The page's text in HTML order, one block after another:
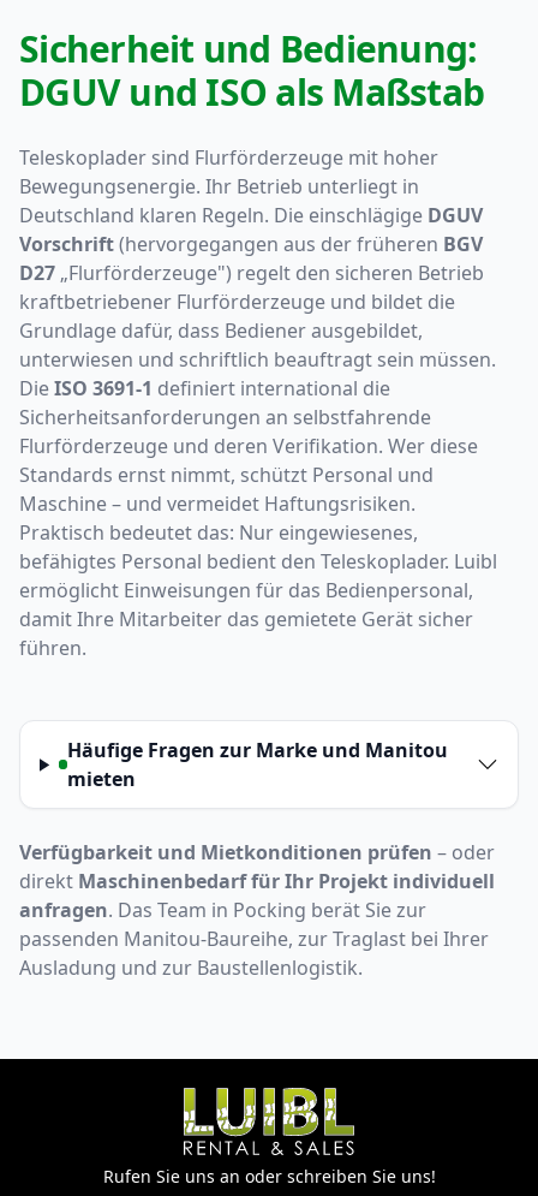
Sicherheit und Bedienung:
DGUV und ISO als Maßstab
Teleskoplader sind Flurförderzeuge mit hoher
Bewegungsenergie. Ihr Betrieb unterliegt in
Deutschland klaren Regeln. Die einschlägige DGUV
Vorschrift(hervorgegangen aus der früheren BGV
D27„Flurförderzeuge") regelt den sicheren Betrieb
kraftbetriebener Flurförderzeuge und bildet die
Grundlage dafür, dass Bediener ausgebildet,
unterwiesen und schriftlich beauftragt sein müssen.
DieISO 3691-1 definiert international die
Sicherheitsanforderungen an selbstfahrende
Flurförderzeuge und deren Verifikation. Wer diese
Standards ernst nimmt, schützt Personal und
Maschine – und vermeidet Haftungsrisiken.
Praktisch bedeutet das: Nur eingewiesenes,
befähigtes Personal bedient den Teleskoplader. Luibl
ermöglicht Einweisungen für das Bedienpersonal,
damit Ihre Mitarbeiter das gemietete Gerät sicher
führen.
Häufige Fragen zur Marke und Manitou
mieten
Verfügbarkeit und Mietkonditionen prüfen – oder
direkt Maschinenbedarf für Ihr Projekt individuell
anfragen. Das Team in Pocking berät Sie zur
passenden Manitou-Baureihe, zur Traglast bei Ihrer
Ausladung und zur Baustellenlogistik.
Rufen Sie uns an oder schreiben Sie uns!